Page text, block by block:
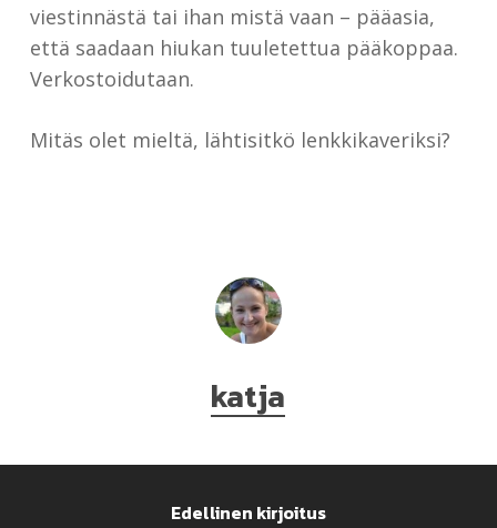
viestinnästä tai ihan mistä vaan – pääasia,
että saadaan hiukan tuuletettua pääkoppaa.
Verkostoidutaan.
Mitäs olet mieltä, lähtisitkö lenkkikaveriksi?
katja
Edellinen kirjoitus